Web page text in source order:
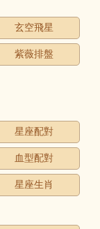
玄空飛星
紫薇排盤
星座配對
血型配對
星座生肖